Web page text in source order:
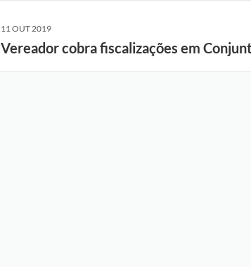
11 OUT 2019
Vereador cobra fiscalizações em